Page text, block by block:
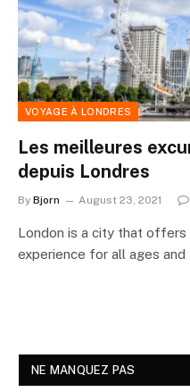
VOYAGE À LONDRES
Les meilleures
depuis Londres
By Bjorn August 23, 2021
London is a city that
experience for all ages
NE MANQUEZ PAS